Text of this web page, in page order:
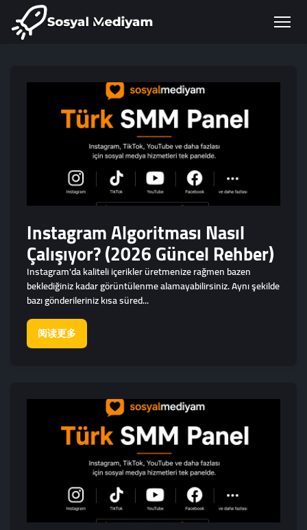
Instagram Algoritması Nasıl
Çalışıyor? (2026 Güncel Rehber)
Instagram'da kaliteli içerikler üretmenize rağmen bazen
beklediğiniz kadar görüntülenme alamayabilirsiniz. Aynı şekilde
bazı gönderileriniz kısa süred...
阅读更多